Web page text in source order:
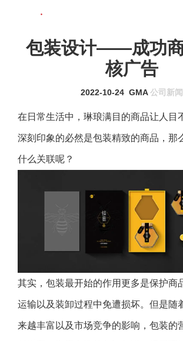
包装设计——成功
核广告
2022-10-24 GMA 公司新闻
在日常生活中，琳琅满目的商品让人目
深刻印象的必然是包装精致的商品，那
什么关联呢？
其实，包装最开始的作用更多是保护商
运输以及装卸过程中免遭损坏。但是随
来越丰富以及市场竞争的影响，包装的